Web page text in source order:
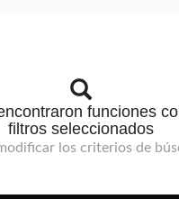
funciones
filtros seleccionados
los criterios de